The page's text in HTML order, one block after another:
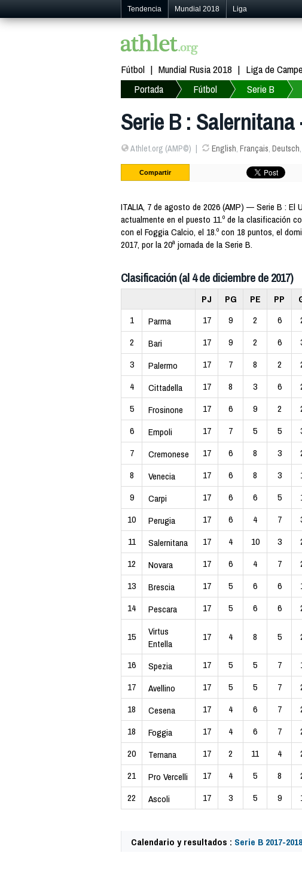
Tendencia Mundial 2018 Liga
Fútbol Mundial Rusia 2018 Liga de
Portada
Fútbol Serie B
Serie B :
Athlet.org (AMP©) English, Français, Deutsch,
Compartir
ITALIA, 7 de agosto de 2026 (AMP) — Serie B : El
actualmente en el puesto 11.º de la clasificación
con el Foggia Calcio, el 18.º con 18 puntos, el
2017, por la 20ª jornada de la Serie B.
Clasificación (al 4 de diciembre de 2017)
PJ PG PE PP
1
Parma 17 9 2 6
2
Bari 17 9 2 6
3
Palermo 17 7 8 2
4
Cittadella 17 8 3 6
5
Frosinone 17 6 9 2
6
Empoli 17 7 5 5
7
Cremonese 17 6 8 3
8
Venecia 17 6 8 3
9
Carpi 17 6 6 5
10
Perugia 17 6 4 7
11
Salernitana 17 4 10 3
12
Novara 17 6 4 7
13
Brescia 17 5 6 6
14
Pescara 17 5 6 6
15
Virtus
Entella
17 4 8 5
16 Spezia 17 5 5 7
17
Avellino 17 5 5 7
18
Cesena 17 4 6 7
18
Foggia 17 4 6 7
20
Ternana 17 2 11 4
21
Pro Vercelli 17 4 5 8
22
Ascoli 17 3 5 9
Calendario y resultados : Serie B 2017-2018